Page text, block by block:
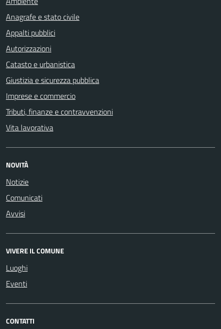
Anagrafe e stato civile
Appalti pubblici
Autorizzazioni
Catasto e urbanistica
Giustizia e sicurezza pubblica
Imprese e commercio
Tributi, finanze e contravvenzioni
Vita lavorativa
NOVITÀ
Notizie
Comunicati
Avvisi
VIVERE IL COMUNE
Luoghi
Eventi
CONTATTI